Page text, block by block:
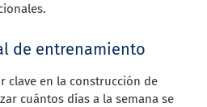
de entrenamiento
clave en la construcción de
cuántos días a la semana se